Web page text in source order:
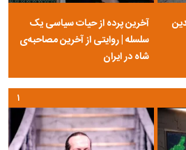
آخرین پرده از حیات سیاسی یک
سلسله | روایتی از آخرین مصاحبه‌ی
شاه در ایران
۱